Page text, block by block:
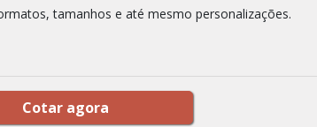
tamanhos e até mesmo personalizações.
Cotar agora